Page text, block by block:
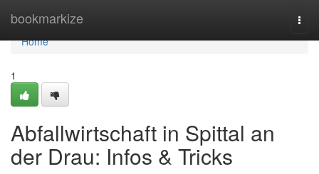
bookmarkize
Home
Home
1
Abfallwirtschaft in Spittal an
der Drau: Infos & Tricks